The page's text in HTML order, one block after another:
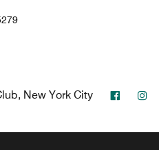
New York City